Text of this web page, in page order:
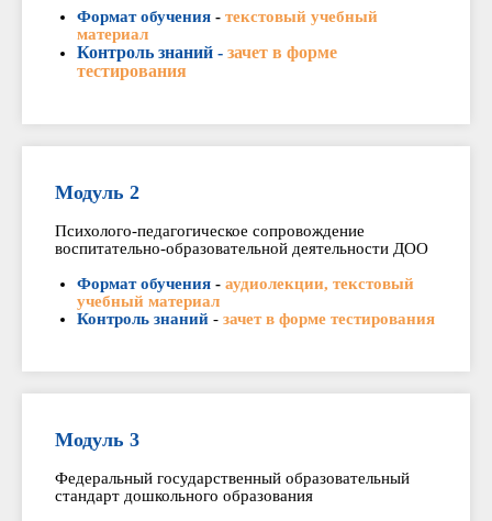
Формат обучения - текстовый учебный
материал
Контроль знаний - зачет в форме
тестирования
Модуль 2
Психолого-педагогическое сопровождение
воспитательно-образовательной деятельности ДОО
Формат обучения - аудиолекции, текстовый
учебный материал
Контроль знаний - зачет в форме тестирования
Модуль 3
Федеральный государственный образовательный
стандарт дошкольного образования